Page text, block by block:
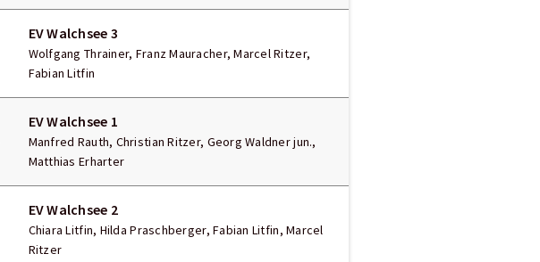
EV Walchsee 3
Wolfgang Thrainer, Franz Mauracher, Marcel Ritzer,
Fabian Litfin
EV Walchsee 1
Manfred Rauth, Christian Ritzer, Georg Waldner jun.,
Matthias Erharter
EV Walchsee 2
Chiara Litfin, Hilda Praschberger, Fabian Litfin, Marcel
Ritzer